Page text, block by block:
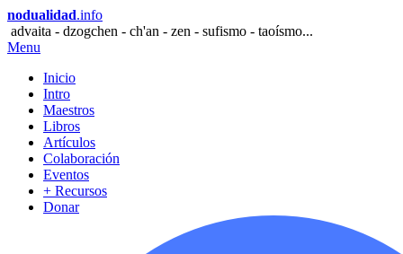
nodualidad.info
advaita - dzogchen - ch'an - zen - sufismo - taoísmo...
Menu
Inicio
Intro
Maestros
Libros
Artículos
Colaboración
Eventos
+ Recursos
Donar